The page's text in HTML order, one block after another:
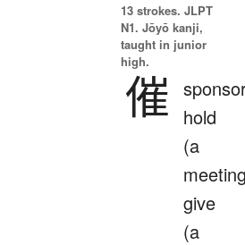
13 strokes. JLPT
N1. Jōyō kanji,
taught in junior
high.
催
hold
(a
give
(a